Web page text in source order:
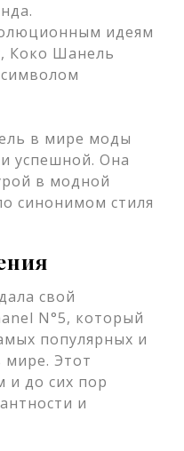
идеям
Коко Шанель
в мире моды
успешной. Она
в модной
синонимом стиля
свой
N°5, который
популярных и
мире. Этот
и до сих пор
и